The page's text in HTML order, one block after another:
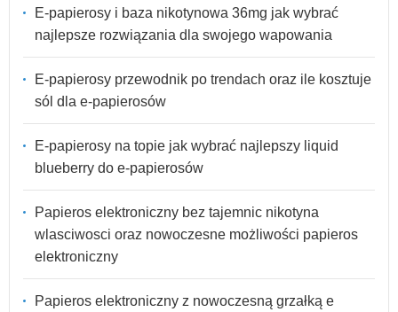
E-papierosy i baza nikotynowa 36mg jak wybrać
najlepsze rozwiązania dla swojego wapowania
E-papierosy przewodnik po trendach oraz ile kosztuje
sól dla e-papierosów
E-papierosy na topie jak wybrać najlepszy liquid
blueberry do e-papierosów
Papieros elektroniczny bez tajemnic nikotyna
wlasciwosci oraz nowoczesne możliwości papieros
elektroniczny
Papieros elektroniczny z nowoczesną grzałką e